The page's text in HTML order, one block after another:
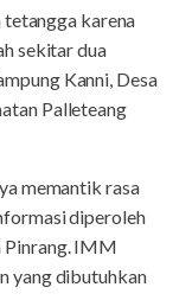
tetangga karena
sekitar dua
Kanni, Desa
Palleteang
memantik rasa
diperoleh
Pinrang. IMM
yang dibutuhkan